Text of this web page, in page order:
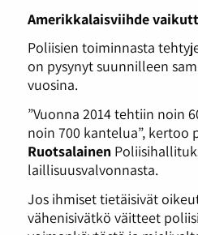
Amerikkalaisviihde
Poliisien toiminnasta
on pysynyt suunnilleen
vuosina.
”Vuonna 2014 tehtiin noin
noin 700 kantelua”, kertoo
Ruotsalainen
laillisuusvalvonnasta.
Jos ihmiset tietäisivät
vähenisivätkö väitteet